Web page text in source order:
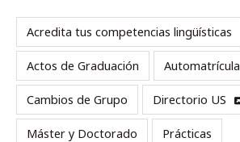
Acredita tus competencias lingüísticas
Actos de Graduación Automatrícula
Cambios de Grupo Directorio US
Máster y Doctorado Prácticas